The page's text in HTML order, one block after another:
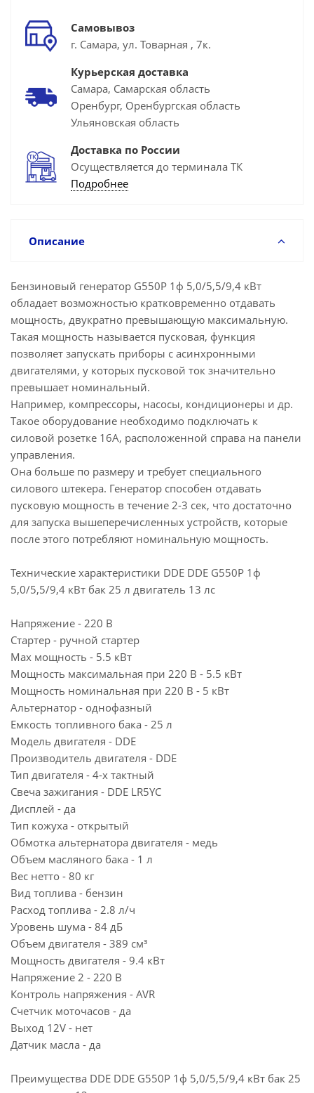
Самовывоз
г. Самара, ул. Товарная , 7к.
Курьерская доставка
Самара, Самарская область
Оренбург, Оренбургская область
Ульяновская область
Доставка по России
Осуществляется до терминала ТК
Подробнее
Описание
Бензиновый генератор G550P 1ф 5,0/5,5/9,4 кВт
обладает возможностью кратковременно отдавать
мощность, двукратно превышающую максимальную.
Такая мощность называется пусковая, функция
позволяет запускать приборы с асинхронными
двигателями, у которых пусковой ток значительно
превышает номинальный.
Например, компрессоры, насосы, кондиционеры и др.
Такое оборудование необходимо подключать к
силовой розетке 16А, расположенной справа на панели
управления.
Она больше по размеру и требует специального
силового штекера. Генератор способен отдавать
пусковую мощность в течение 2-3 сек, что достаточно
для запуска вышеперечисленных устройств, которые
после этого потребляют номинальную мощность.
Технические характеристики DDE DDE G550P 1ф
5,0/5,5/9,4 кВт бак 25 л двигатель 13 лc
Напряжение - 220 В
Стартер - ручной стартер
Max мощность - 5.5 кВт
Мощность максимальная при 220 В - 5.5 кВт
Мощность номинальная при 220 В - 5 кВт
Альтернатор - однофазный
Емкость топливного бака - 25 л
Модель двигателя - DDE
Производитель двигателя - DDE
Тип двигателя - 4-х тактный
Свеча зажигания - DDE LR5YC
Дисплей - да
Тип кожуха - открытый
Обмотка альтернатора двигателя - медь
Объем масляного бака - 1 л
Вес нетто - 80 кг
Вид топлива - бензин
Расход топлива - 2.8 л/ч
Уровень шума - 84 дБ
Объем двигателя - 389 см³
Мощность двигателя - 9.4 кВт
Напряжение 2 - 220 В
Контроль напряжения - AVR
Счетчик моточасов - да
Выход 12V - нет
Датчик масла - да
Преимущества DDE DDE G550P 1ф 5,0/5,5/9,4 кВт бак 25